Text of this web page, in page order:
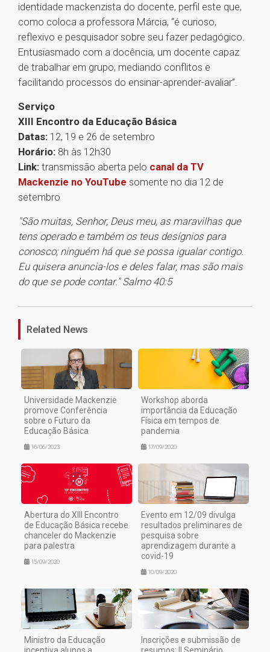
identidade mackenzista do docente, perfil este que,
como coloca a professora Márcia, “é curioso,
reflexivo e pesquisador sobre seu fazer pedagógico.
Entusiasmado com a docência, um docente capaz
de trabalhar em grupo, mediando conflitos e
facilitando processos do ensinar-aprender-avaliar”.
Serviço
XIII Encontro da Educação Básica
Datas: 12, 19 e 26 de setembro
Horário: 8h às 12h30
Link: transmissão aberta pelo canal da TV
Mackenzie no YouTube somente no dia 12 de
setembro
"São muitas, Senhor, Deus meu, as maravilhas que
tens operado e também os teus desígnios para
conosco; ninguém há que se possa igualar contigo.
Eu quisera anuncia-los e deles falar, mas são mais
do que se pode contar." Salmo 40:5
1
Related News
Universidade Mackenzie
promove Conferência
sobre o Futuro da
Educação Básica
16/06/2023
Workshop aborda
importância da Educação
Física em tempos de
pandemia
17/09/2020
Abertura do XIII Encontro
de Educação Básica recebe
chanceler do Mackenzie
para palestra
15/09/2020
Evento em 12/09 divulga
resultados preliminares de
pesquisa sobre
aprendizagem durante a
covid-19
10/09/2020
Ministro da Educação
Inscrições e submissão de